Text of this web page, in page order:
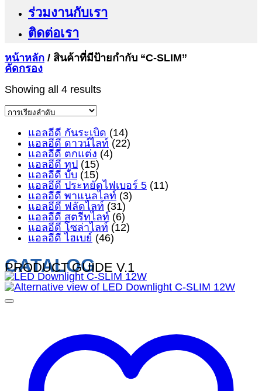
ร่วมงานกับเรา
ติดต่อเรา
หน้าหลัก / สินค้าที่มีป้ายกำกับ “C-SLIM”
คัดกรอง
Showing all 4 results
แอลอีดี กันระเบิด (14)
แอลอีดี ดาวน์ไลท์ (22)
แอลอีดี ตกแต่ง (4)
แอลอีดี ทูป (15)
แอลอีดี บับ (15)
แอลอีดี ประหยัดไฟเบอร์ 5 (11)
แอลอีดี พาแนลไลท์ (3)
แอลอีดี ฟลัดไลท์ (31)
แอลอีดี สตรีทไลท์ (6)
แอลอีดี โซล่าไลท์ (12)
แอลอีดี ไฮเบย์ (46)
CATALOG
PRODUCT GUIDE V.1